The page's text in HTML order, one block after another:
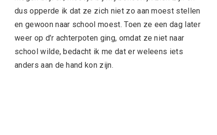
dus opperde ik dat ze zich niet zo aan moest stellen
en gewoon naar school moest. Toen ze een dag later
weer op d’r achterpoten ging, omdat ze niet naar
school wilde, bedacht ik me dat er weleens iets
anders aan de hand kon zijn.